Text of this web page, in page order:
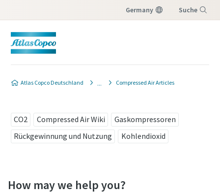
Germany Suche
Atlas Copco Deutschland Compressed Air Articles
CO2 Compressed Air Wiki
Gaskompressoren
Rückgewinnung und Nutzung
Kohlendioxid
How may we help you?